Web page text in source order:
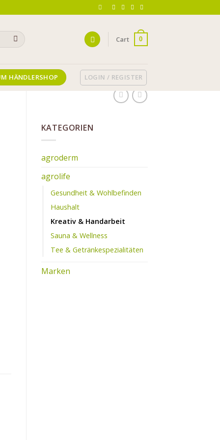
Cart 0
HÄNDLERSHOP LOGIN / REGISTER
KATEGORIEN
agroderm
agrolife
Gesundheit & Wohlbefinden
Haushalt
Kreativ & Handarbeit
Sauna & Wellness
Tee & Getränkespezialitäten
Marken